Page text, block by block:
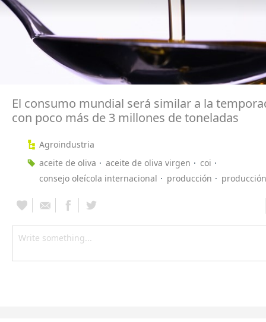
El consumo mundial será similar a la
con poco más de 3 millones de toneladas
Agroindustria
aceite de oliva
aceite de oliva virgen
coi
consejo oleícola internacional
producción